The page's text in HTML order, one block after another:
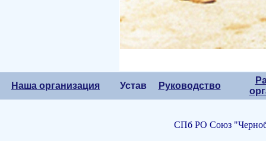
Наша организация Устав Руководство
СПб РО Союз